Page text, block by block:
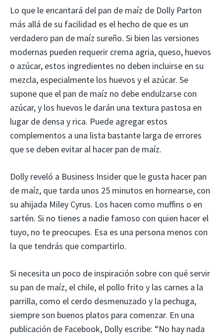
Lo que le encantará del pan de maíz de Dolly Parton
más allá de su facilidad es el hecho de que es un
verdadero pan de maíz sureño. Si bien las versiones
modernas pueden requerir crema agria, queso, huevos
o azúcar, estos ingredientes no deben incluirse en su
mezcla, especialmente los huevos y el azúcar. Se
supone que el pan de maíz no debe endulzarse con
azúcar, y los huevos le darán una textura pastosa en
lugar de densa y rica. Puede agregar estos
complementos a una lista bastante larga de errores
que se deben evitar al hacer pan de maíz.
Dolly reveló a Business Insider que le gusta hacer pan
de maíz, que tarda unos 25 minutos en hornearse, con
su ahijada Miley Cyrus. Los hacen como muffins o en
sartén. Si no tienes a nadie famoso con quien hacer el
tuyo, no te preocupes. Esa es una persona menos con
la que tendrás que compartirlo.
Si necesita un poco de inspiración sobre con qué servir
su pan de maíz, el chile, el pollo frito y las carnes a la
parrilla, como el cerdo desmenuzado y la pechuga,
siempre son buenos platos para comenzar. En una
publicación de Facebook, Dolly escribe: “No hay nada